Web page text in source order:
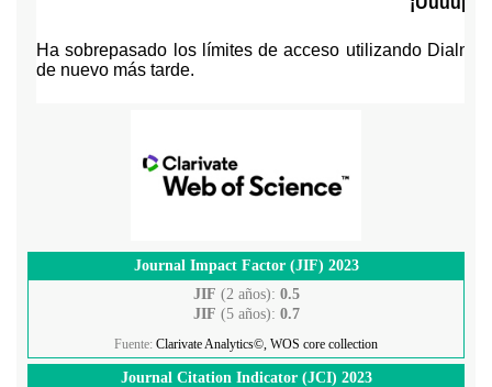
Journal Impact Factor (JIF) 2023
JIF (2 años): 0.5
JIF (5 años): 0.7
Fuente: Clarivate Analytics©, WOS core collection
Journal Citation Indicator (JCI) 2023